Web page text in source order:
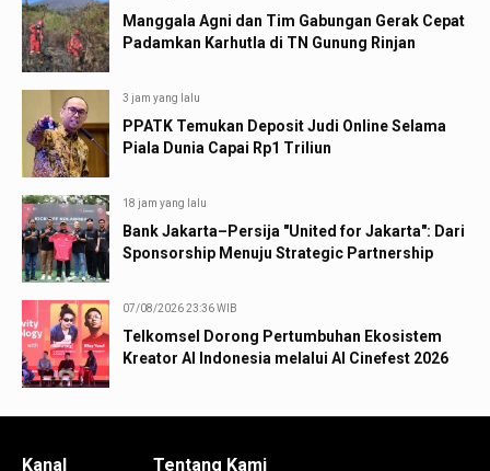
Manggala Agni dan Tim Gabungan Gerak Cepat
Padamkan Karhutla di TN Gunung Rinjan
3 jam yang lalu
PPATK Temukan Deposit Judi Online Selama
Piala Dunia Capai Rp1 Triliun
18 jam yang lalu
Bank Jakarta–Persija "United for Jakarta": Dari
Sponsorship Menuju Strategic Partnership
07/08/2026 23:36 WIB
Telkomsel Dorong Pertumbuhan Ekosistem
Kreator AI Indonesia melalui AI Cinefest 2026
Kanal Tentang Kami